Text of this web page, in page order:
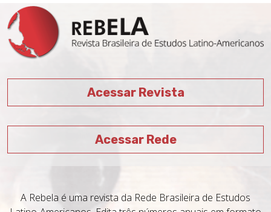
Acessar Revista
Acessar Rede
A Rebela é uma revista da Rede Brasileira de Estudos